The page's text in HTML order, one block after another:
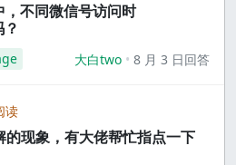
不同微信号访问时
大白two 8 月 3 日回答
读
现象，有大佬帮忙指点一下